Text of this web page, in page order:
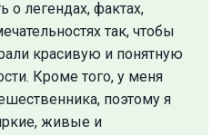
о легендах, фактах,
так, чтобы
красивую и понятную
Кроме того, у меня
поэтому я
живые и